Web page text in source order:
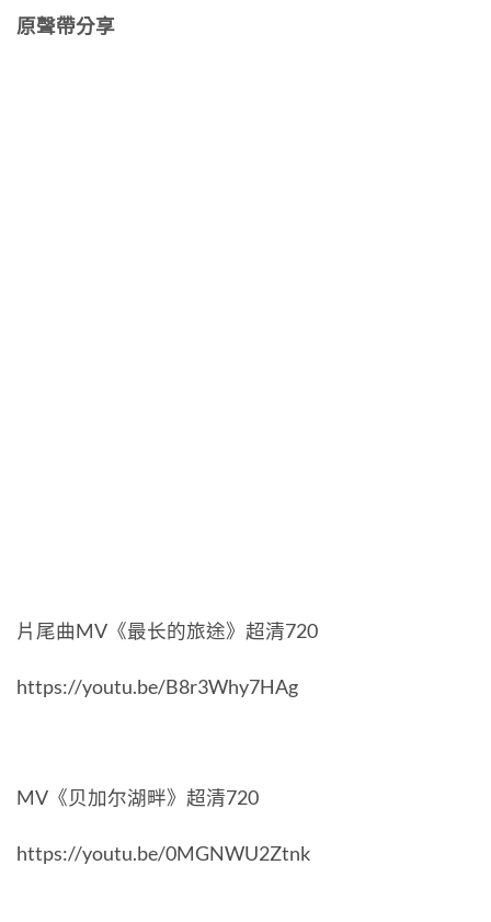
原聲帶分享
片尾曲MV《最长的旅途》超清720
https://youtu.be/B8r3Why7HAg
MV《贝加尔湖畔》超清720
https://youtu.be/0MGNWU2Ztnk